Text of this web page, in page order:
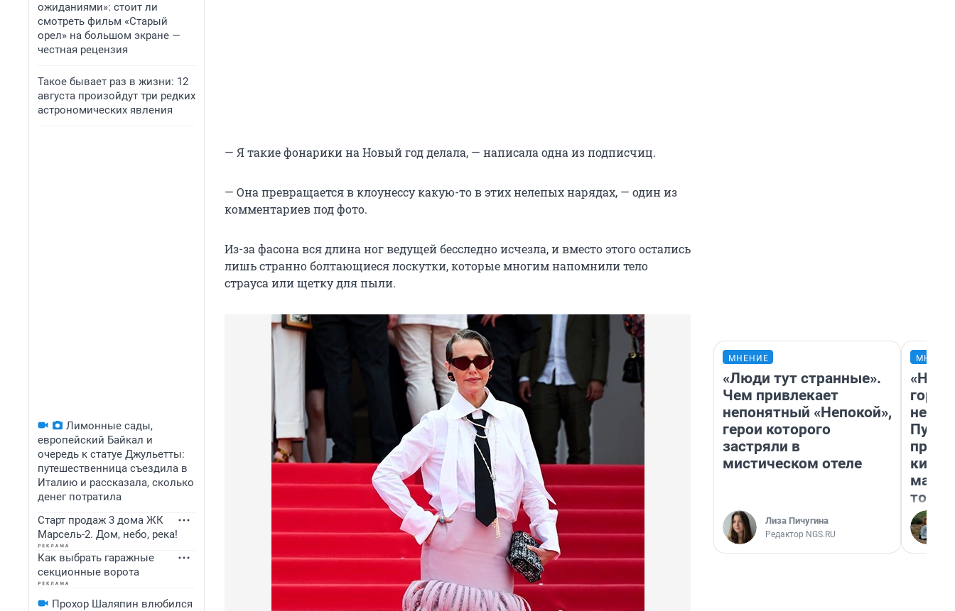
ожиданиями»: стоит ли
смотреть фильм «Старый
орел» на большом экране —
честная рецензия
Такое бывает раз в жизни: 12
августа произойдут три редких
астрономических явления
Лимонные сады,
европейский Байкал и
очередь к статуе Джульетты:
путешественница съездила в
Италию и рассказала, сколько
денег потратила
Старт продаж 3 дома ЖК
Марсель-2. Дом, небо, река!
Как выбрать гаражные
секционные ворота
Прохор Шаляпин влюбился
— Я такие фонарики на Новый год делала, — написала одна из подписчиц.
— Она превращается в клоунессу какую-то в этих нелепых нарядах, — один из
комментариев под фото.
Из-за фасона вся длина ног ведущей бесследно исчезла, и вместо этого остались
лишь странно болтающиеся лоскутки, которые многим напомнили тело
страуса или щетку для пыли.
МНЕНИЕ
«Люди тут странные».
Чем привлекает
непонятный «Непокой»,
герои которого
застряли в
мистическом отеле
Лиза Пичугина
Редактор NGS.RU
«Нет
того